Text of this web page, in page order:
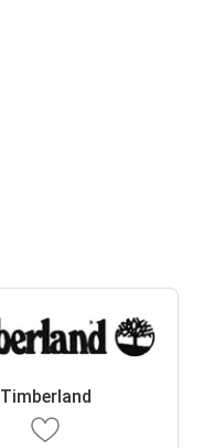
Timberland